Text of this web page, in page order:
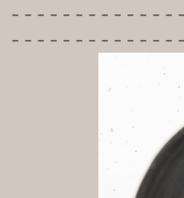
-----------